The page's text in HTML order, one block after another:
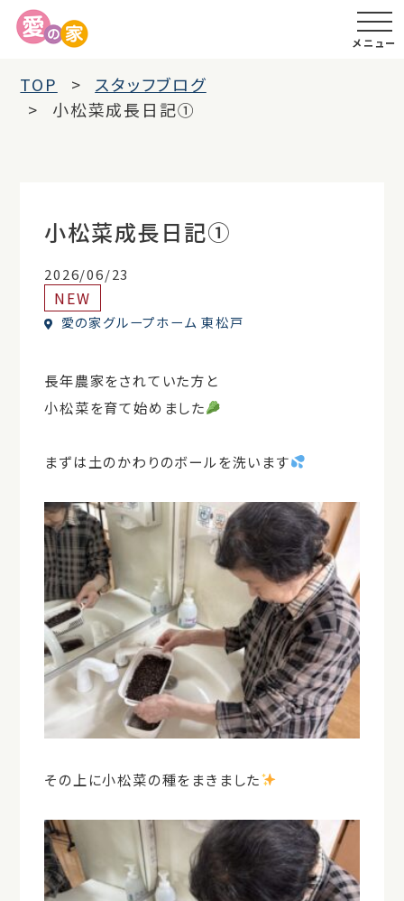
メニュー
TOP
スタッフブログ
小松菜成長日記①
小松菜成長日記①
2026/06/23
NEW
愛の家グループホーム 東松戸
長年農家をされていた方と
小松菜を育て始めました
まずは土のかわりのボールを洗います
その上に小松菜の種をまきました